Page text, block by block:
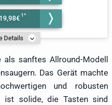
19,98€
Details
sanftes Allround-Modell
Das Gerät machte
und robusten
ist solide, die Tasten sind